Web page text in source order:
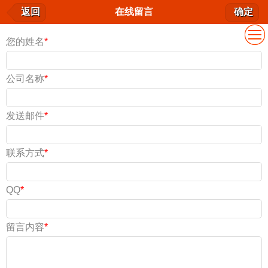
在线留言
我要留言
返回 在线留言 确定
您的姓名*
公司名称*
发送邮件*
联系方式*
QQ*
留言内容*